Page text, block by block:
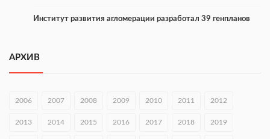
Институт развития агломерации разработал 39 генпланов
С 8 августа изменят схему движения на въезде в Нижний
Новгород
оперштаба
АРХИВ
2006 2007 2008 2009 2010 2011 2012
2013 2014 2015 2016 2017 2018 2019